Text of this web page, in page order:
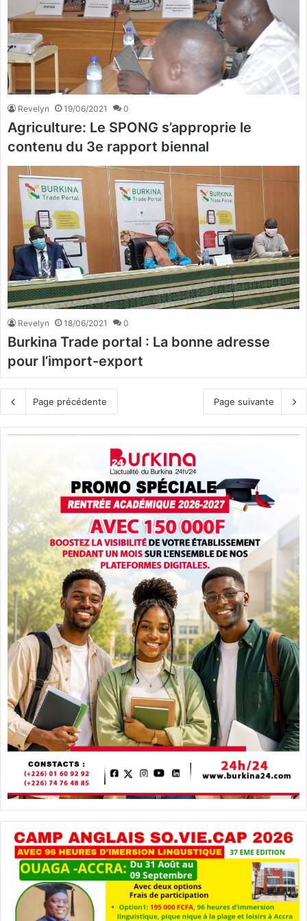
Revelyn 19/06/2021 0
Agriculture: Le SPONG s’approprie le
contenu du 3e rapport biennal
Revelyn 18/06/2021 0
Burkina Trade portal : La bonne adresse
pour l’import-export
Page précédente Page suivante